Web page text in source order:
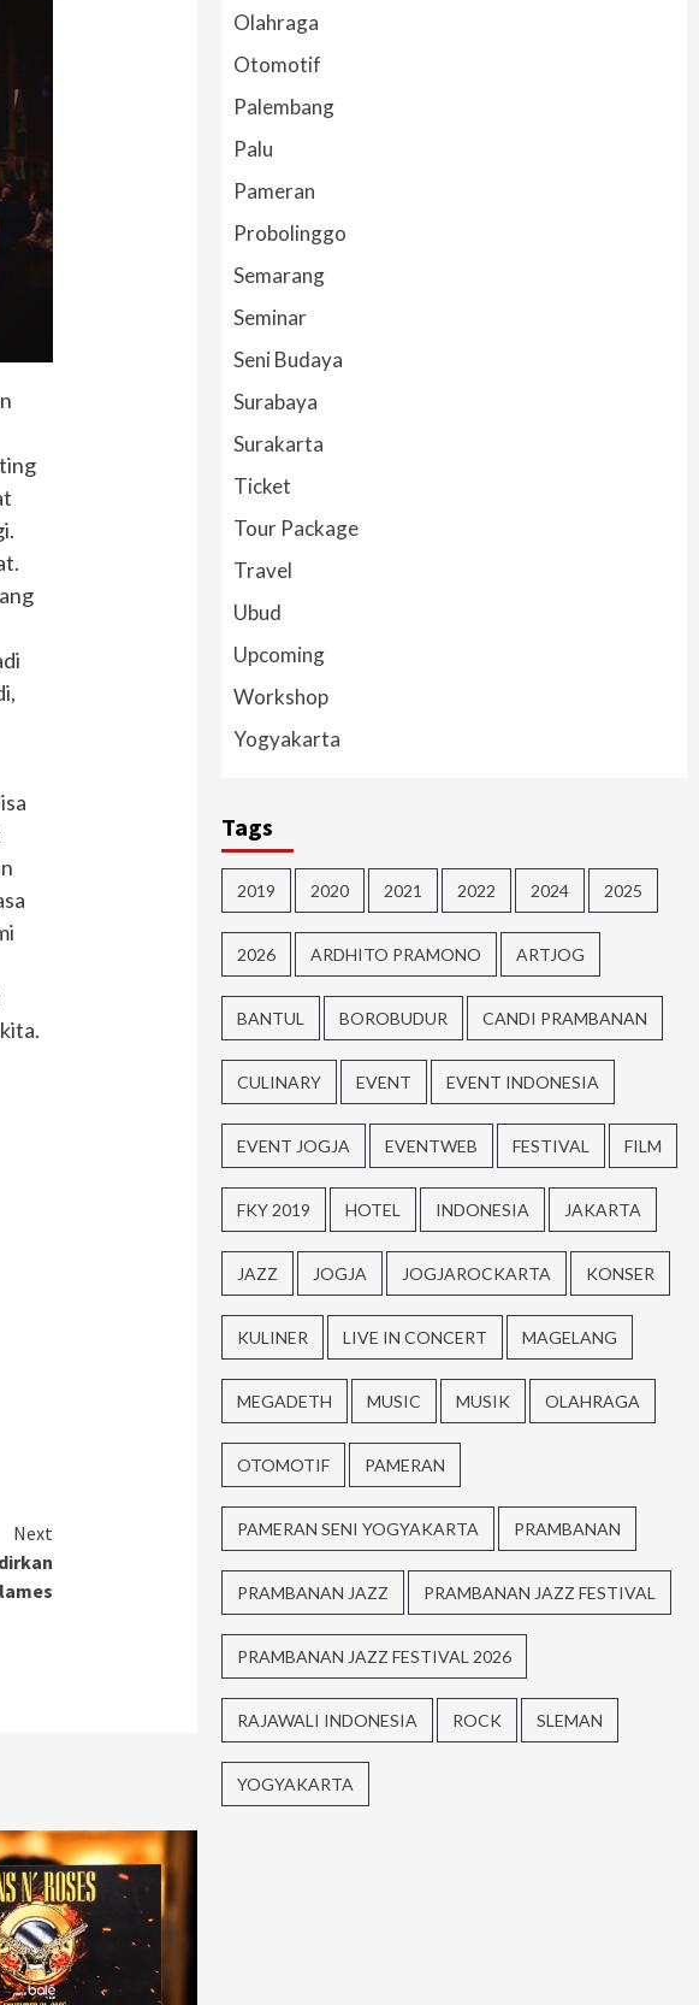
Next
Olahraga
Otomotif
Palembang
Palu
Pameran
Probolinggo
Semarang
Seminar
Seni Budaya
Surabaya
Surakarta
Ticket
Tour Package
Travel
Ubud
Upcoming
Workshop
Yogyakarta
Tags
2019 2020 2021 2022 2024 2025
2026 ARDHITO PRAMONO ARTJOG
BANTUL BOROBUDUR CANDI PRAMBANAN
CULINARY EVENT EVENT INDONESIA
EVENT JOGJA EVENTWEB FESTIVAL FILM
FKY 2019 HOTEL INDONESIA JAKARTA
JAZZ JOGJA JOGJAROCKARTA KONSER
KULINER LIVE IN CONCERT MAGELANG
MEGADETH MUSIC MUSIK OLAHRAGA
OTOMOTIF PAMERAN
PAMERAN SENI YOGYAKARTA PRAMBANAN
PRAMBANAN JAZZ PRAMBANAN JAZZ FESTIVAL
PRAMBANAN JAZZ FESTIVAL 2026
RAJAWALI INDONESIA ROCK SLEMAN
YOGYAKARTA